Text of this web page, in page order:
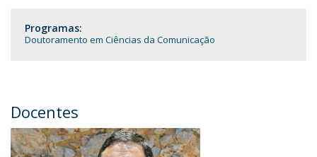
Programas:
Doutoramento em Ciências da Comunicação
Docentes